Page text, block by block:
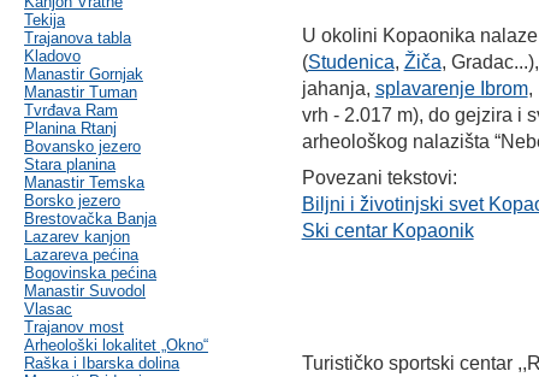
Tekija
Trajanova tabla
Kladovo
Manastir Gornjak
Manastir Tuman
Tvrđava Ram
Planina Rtanj
Bovansko jezero
Stara planina
Manastir Temska
Borsko jezero
Brestovačka Banja
Lazarev kanjon
Lazareva pećina
Bogovinska pećina
Manastir Suvodol
Vlasac
Trajanov most
Arheološki lokalitet „Okno“
Raška i Ibarska dolina
U okolini Kopaonika
(Studenica, Žiča,
jahanja, splavarenje Ibrom,
vrh - 2.017 m), do gejzira i
arheološkog nalazišta
Povezani tekstovi:
Biljni i životinjski svet
Ski centar Kopaonik
Turističko sportski centar